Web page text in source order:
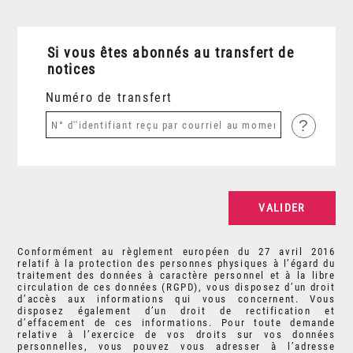
Si vous êtes abonnés au transfert de
notices
Numéro de transfert
?
Conformément au règlement européen du 27 avril 2016
relatif à la protection des personnes physiques à l’égard du
traitement des données à caractère personnel et à la libre
circulation de ces données (RGPD), vous disposez d’un droit
d’accès aux informations qui vous concernent. Vous
disposez également d’un droit de rectification et
d’effacement de ces informations. Pour toute demande
relative à l’exercice de vos droits sur vos données
personnelles, vous pouvez vous adresser à l’adresse